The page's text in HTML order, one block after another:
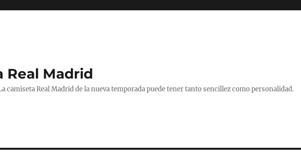
Real Madrid
camiseta Real Madrid de la nueva temporada puede tener tanto sencillez como personalidad.